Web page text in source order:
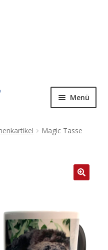
Menü
Magic Tasse